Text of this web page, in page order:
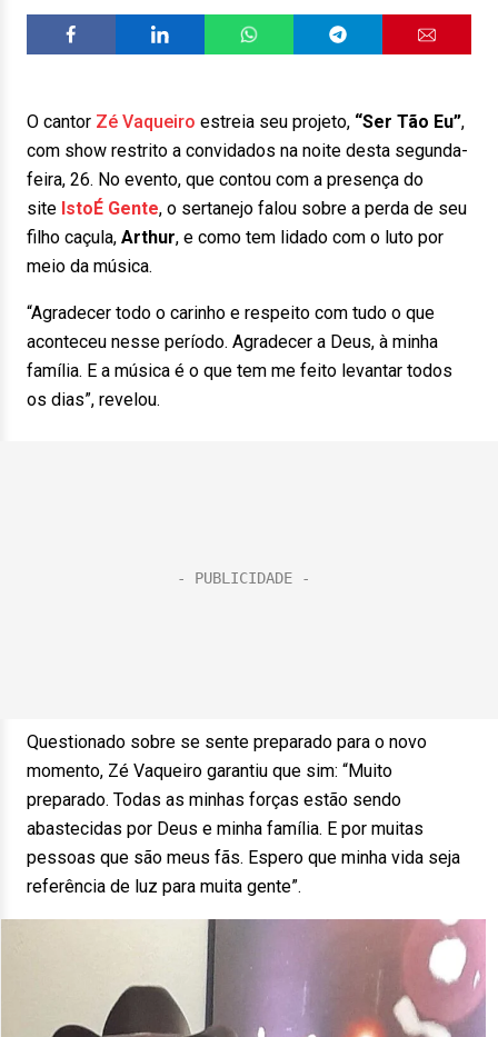
O cantor Zé Vaqueiro estreia seu projeto, “Ser Tão Eu”,
com show restrito a convidados na noite desta segunda-
feira, 26. No evento, que contou com a presença do
site IstoÉ Gente, o sertanejo falou sobre a perda de seu
filho caçula, Arthur, e como tem lidado com o luto por
meio da música.
“Agradecer todo o carinho e respeito com tudo o que
aconteceu nesse período. Agradecer a Deus, à minha
família. E a música é o que tem me feito levantar todos
os dias”, revelou.
Questionado sobre se sente preparado para o novo
momento, Zé Vaqueiro garantiu que sim: “Muito
preparado. Todas as minhas forças estão sendo
abastecidas por Deus e minha família. E por muitas
pessoas que são meus fãs. Espero que minha vida seja
referência de luz para muita gente”.